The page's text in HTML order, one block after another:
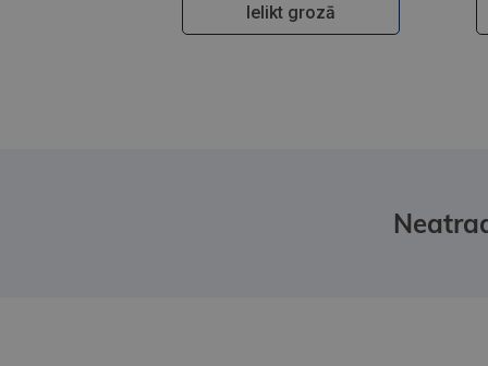
Ielikt grozā